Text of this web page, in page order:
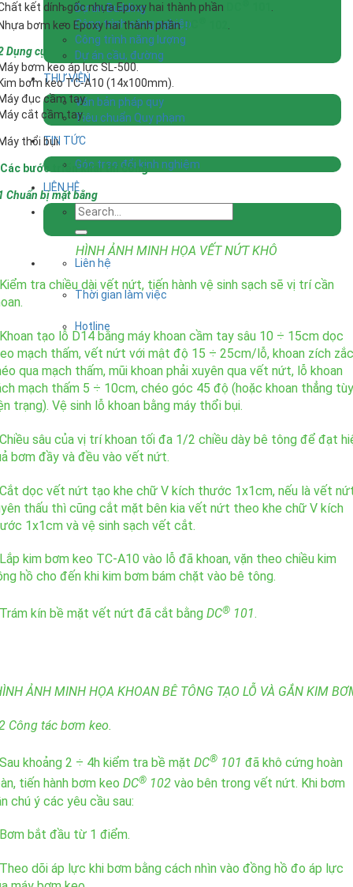
Dự án Building
Công trình công nghiệp
Công trình năng lượng
Dự án cầu, đường
THƯ VIỆN
Văn bản pháp quy
Tiêu chuẩn Quy phạm
TIN TỨC
Góc trao đổi kinh nghiệm
LIÊN HỆ
Liên hệ
Thời gian làm việc
Hotline
kết dính gốc nhựa Epoxy hai thành phần
bơm keo Epoxy hai thành phầnDC
Dụng cụ
bơm keo áp lực SL-500.
bơm keo TC-A10 (14x100mm).
đục cầm tay.
cắt cầm tay.
thổi bụi.
bước triển khai thi công
Chuẩn bị mặt bằng
HÌNH ẢNH MINH HỌA VẾT NỨT KHÔ
tra chiều dài vết nứt, tiến hành vệ sinh sạch sẽ vị trí cần
tạo lỗ D14 bằng máy khoan cầm tay sâu 10 ÷ 15cm dọc
mạch thấm, vết nứt với mật độ 15 ÷ 25cm/lỗ, khoan zích zắc
qua mạch thấm, mũi khoan phải xuyên qua vết nứt, lỗ khoan
mạch thấm 5 ÷ 10cm, chéo góc 45 độ (hoặc khoan thẳng tùy
trạng). Vệ sinh lỗ khoan bằng máy thổi bụi.
sâu của vị trí khoan tối đa 1/2 chiều dày bê tông để đạt
bơm đầy và đều vào vết nứt.
dọc vết nứt tạo khe chữ V kích thước 1x1cm, nếu là vết
thấu thì cũng cắt mặt bên kia vết nứt theo khe chữ V kích
1x1cm và vệ sinh sạch vết cắt.
kim bơm keo TC-A10 vào lỗ đã khoan, vặn theo chiều kim
hồ cho đến khi kim bơm bám chặt vào bê tông.
kín bề mặt vết nứt đã cắt bằng DC® 101.
ẢNH MINH HỌA KHOAN BÊ TÔNG TẠO LỖ VÀ GẮN KIM
Công tác bơm keo.
khoảng 2 ÷ 4h kiểm tra bề mặt DC® 101 đã khô cứng hoàn
tiến hành bơm keo DC® 102 vào bên trong vết nứt. Khi bơm
chú ý các yêu cầu sau:
bắt đầu từ 1 điểm.
dõi áp lực khi bơm bằng cách nhìn vào đồng hồ đo áp lực